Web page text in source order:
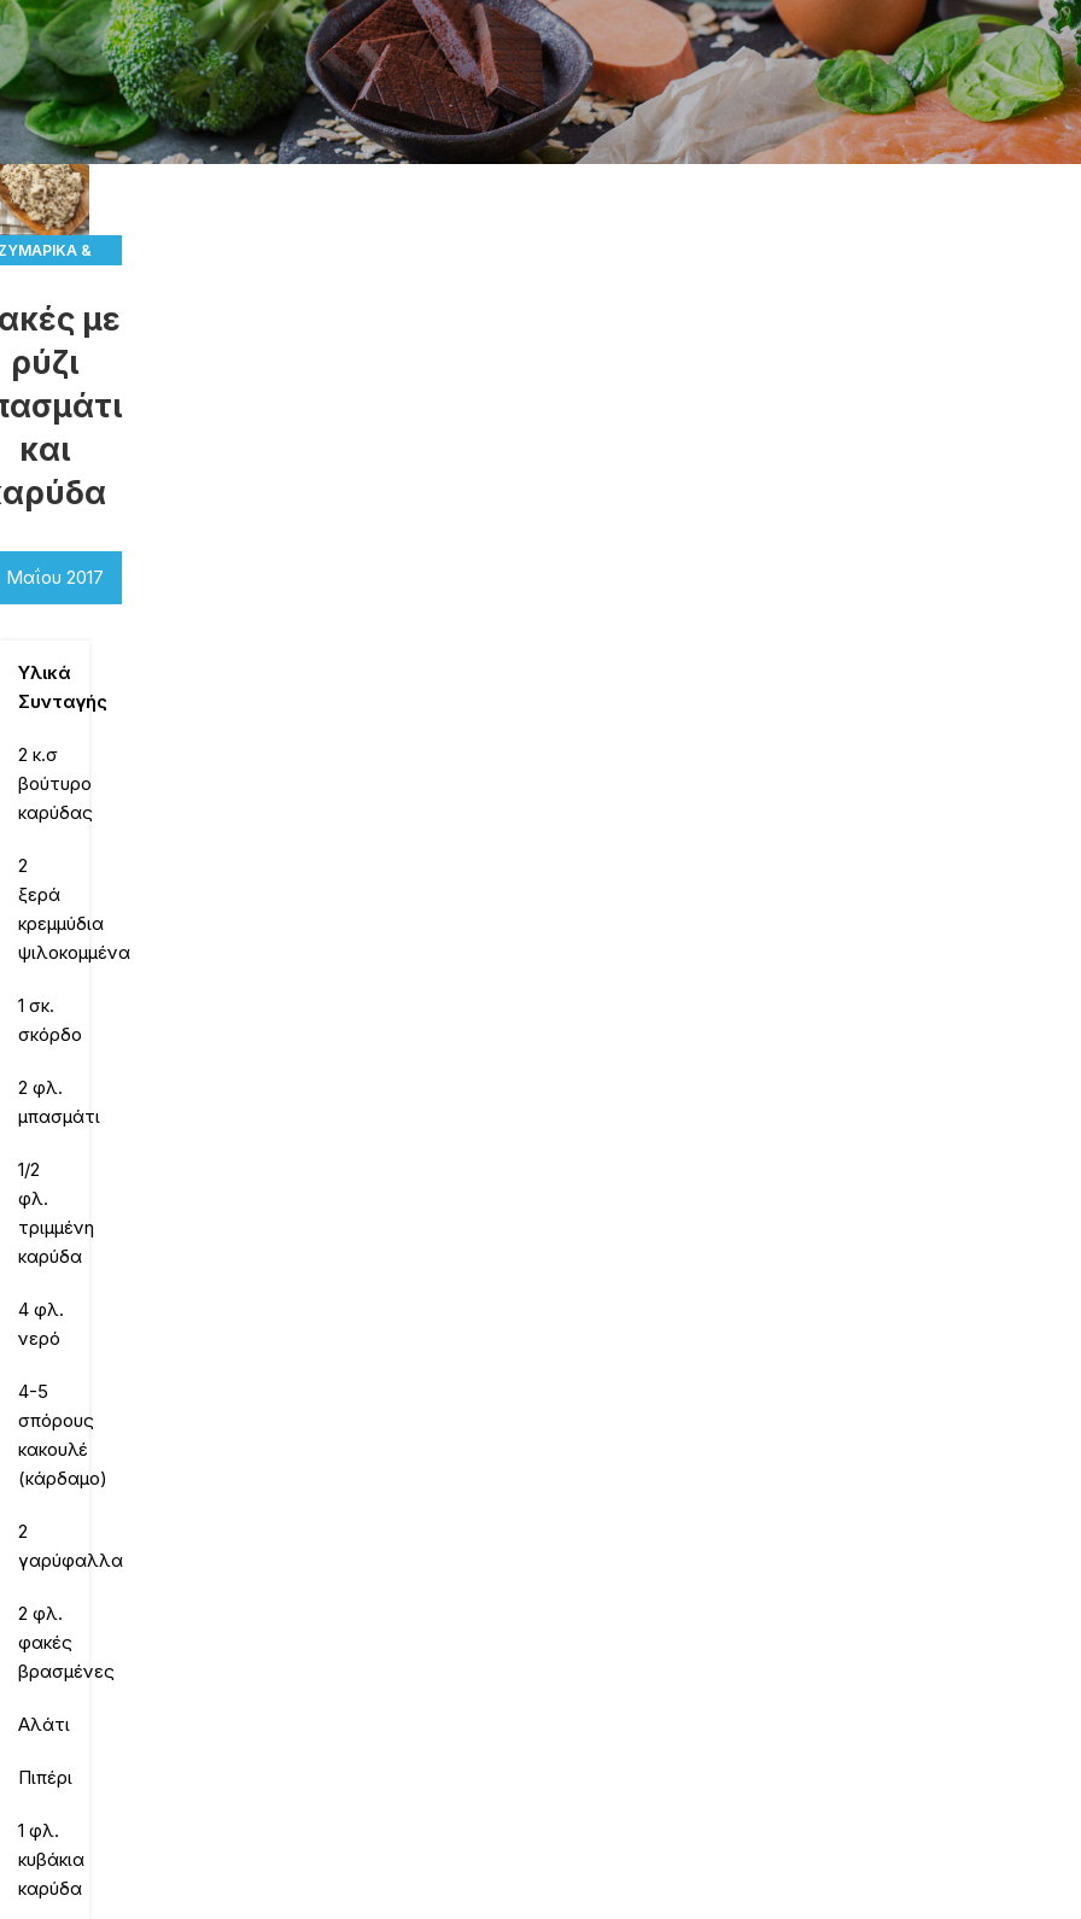
&
,
ΌΣΠΡΙΑ &
ΛΑΧΑΝΙΚΆ
,ΣΥΝΤΑΓΈΣ
με
ρύζι
και
Μαΐου 2017
Υλικά
Συνταγής
2 κ.σ
βούτυρο
καρύδας
2
ξερά
κρεμμύδια
ψιλοκομμένα
1 σκ.
σκόρδο
2 φλ.
μπασμάτι
1/2
φλ.
τριμμένη
καρύδα
4 φλ.
νερό
4-5
σπόρους
κακουλέ
(κάρδαμο)
2
γαρύφαλλα
2 φλ.
φακές
βρασμένες
Αλάτι
Πιπέρι
1 φλ.
κυβάκια
καρύδα